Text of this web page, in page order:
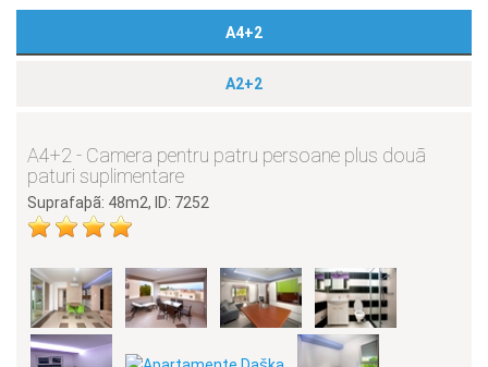
A4+2
A2+2
A4+2 - Camera pentru patru persoane plus douã
paturi suplimentare
Suprafaþã: 48m2, ID: 7252